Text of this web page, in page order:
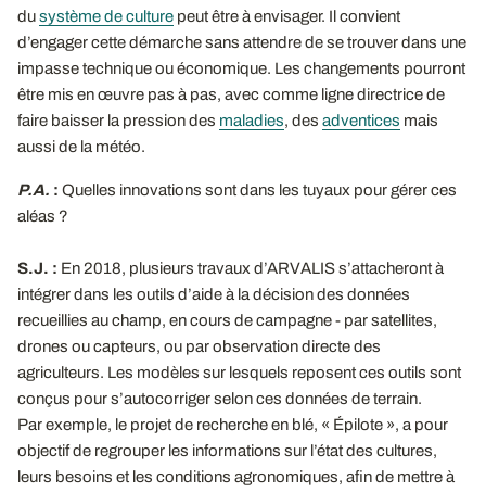
dusystème de culture peut être à envisager. Il convient
d’engager cette démarche sans attendre de se trouver dans une
impasse technique ou économique. Les changements pourront
être mis en œuvre pas à pas, avec comme ligne directrice de
faire baisser la pression des maladies, des adventices mais
aussi de la météo.
P.A. : Quelles innovations sont dans les tuyaux pour gérer ces
aléas ?
S.J. : En 2018, plusieurs travaux d’ARVALIS s’attacheront à
intégrer dans les outils d’aide à la décision des données
recueillies au champ, en cours de campagne - par satellites,
drones ou capteurs, ou par observation directe des
agriculteurs. Les modèles sur lesquels reposent ces outils sont
conçus pour s’autocorriger selon ces données de terrain.
Par exemple, le projet de recherche en blé, « Épilote », a pour
objectif de regrouper les informations sur l’état des cultures,
leurs besoins et les conditions agronomiques, afin de mettre à